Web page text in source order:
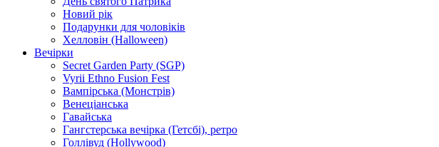
Новий рік
Подарунки для чоловіків
Хелловін (Halloween)
Вечірки
Secret Garden Party (SGP)
Vyrii Ethno Fusion Fest
Вампірська (Монстрів)
Венеціанська
Гавайська
Гангстерська вечірка (Гетсбі), ретро
Голлівуд (Hollywood)